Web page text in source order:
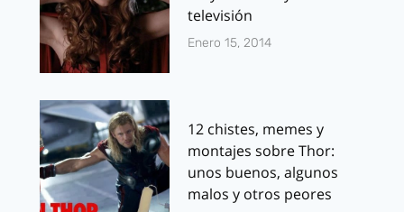
televisión
Enero 15, 2014
12 chistes, memes y
montajes sobre Thor:
unos buenos, algunos
malos y otros peores